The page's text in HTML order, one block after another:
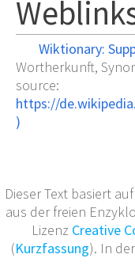
Wiktionary:
Wortherkunft,
source:
https://
)
Dieser Text basiert
aus der freien
Lizenz Creative
(Kurzfassung). In